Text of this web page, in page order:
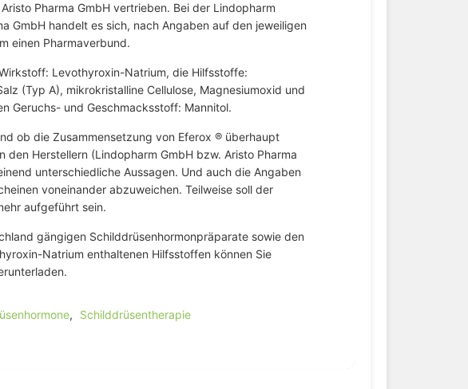
Pharma GmbH vertrieben. Bei der Lindopharm
GmbH handelt es sich, nach Angaben auf den jeweiligen
einen Pharmaverbund.
Levothyroxin-Natrium, die Hilfsstoffe:
(Typ A), mikrokristalline Cellulose, Magnesiumoxid und
Geruchs- und Geschmacksstoff: Mannitol.
ob die Zusammensetzung von Eferox ® überhaupt
den Herstellern (Lindopharm GmbH bzw. Aristo Pharma
unterschiedliche Aussagen. Und auch die Angaben
voneinander abzuweichen. Teilweise soll der
aufgeführt sein.
gängigen Schilddrüsenhormonpräparate sowie den
Natrium enthaltenen Hilfsstoffen können Sie
, Schilddrüsentherapie